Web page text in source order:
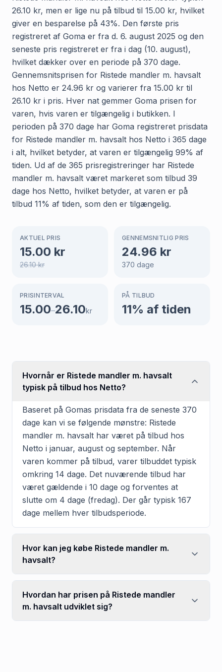
26.10 kr, men er lige nu på tilbud til 15.00 kr, hvilket
giver en besparelse på 43%. Den første pris
registreret af Goma er fra d. 6. august 2025 og den
seneste pris registreret er fra i dag (10. august),
hvilket dækker over en periode på 370 dage.
Gennemsnitsprisen for Ristede mandler m. havsalt
hos Netto er 24.96 kr og varierer fra 15.00 kr til
26.10 kr i pris. Hver nat gemmer Goma prisen for
varen, hvis varen er tilgængelig i butikken. I
perioden på 370 dage har Goma registreret prisdata
for Ristede mandler m. havsalt hos Netto i 365 dage
i alt, hvilket betyder, at varen er tilgængelig 99% af
tiden. Ud af de 365 prisregistreringer har Ristede
mandler m. havsalt været markeret som tilbud 39
dage hos Netto, hvilket betyder, at varen er på
tilbud 11% af tiden, som den er tilgængelig.
AKTUEL PRIS
15.00 kr
26.10kr
GENNEMSNITLIG PRIS
24.96 kr
370 dage
PRISINTERVAL
15.00–26.10kr
PÅ TILBUD
11% af tiden
Hvornår er Ristede mandler m. havsalt
typisk på tilbud hos Netto?
Baseret på Gomas prisdata fra de seneste 370
dage kan vi se følgende mønstre: Ristede
mandler m. havsalt har været på tilbud hos
Netto i januar, august og september. Når
varen kommer på tilbud, varer tilbuddet typisk
omkring 14 dage. Det nuværende tilbud har
været gældende i 10 dage og forventes at
slutte om 4 dage (fredag). Der går typisk 167
dage mellem hver tilbudsperiode.
Hvor kan jeg købe Ristede mandler m.
havsalt?
Hvordan har prisen på Ristede mandler
m. havsalt udviklet sig?